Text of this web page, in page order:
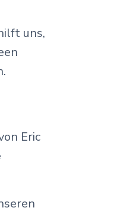
uns,
Eric